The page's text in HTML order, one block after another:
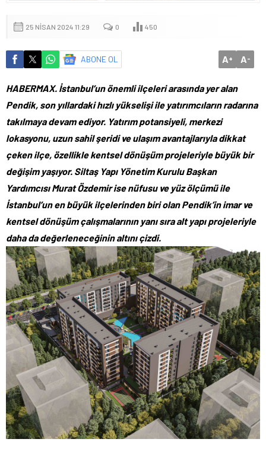
25 NISAN 2024 11:29 0 450
ABONE OL A+ A-
HABERMAX. İstanbul’un önemli ilçeleri arasında yer alan
Pendik, son yıllardaki hızlı yükselişi ile yatırımcıların radarına
takılmaya devam ediyor. Yatırım potansiyeli, merkezi
lokasyonu, uzun sahil şeridi ve ulaşım avantajlarıyla dikkat
çeken ilçe, özellikle kentsel dönüşüm projeleriyle büyük bir
değişim yaşıyor. Siltaş Yapı Yönetim Kurulu Başkan
Yardımcısı Murat Özdemir ise nüfusu ve yüz ölçümü ile
İstanbul’un en büyük ilçelerinden biri olan Pendik’in imar ve
kentsel dönüşüm çalışmalarının yanı sıra alt yapı projeleriyle
daha da değerleneceğinin altını çizdi.